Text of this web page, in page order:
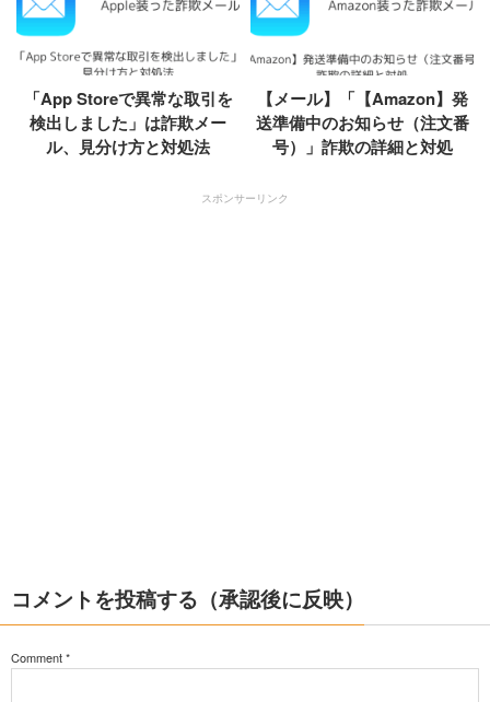
「App Storeで異常な取引を
検出しました」は詐欺メー
ル、見分け方と対処法
【メール】「【Amazon】発
送準備中のお知らせ（注文番
号）」詐欺の詳細と対処
スポンサーリンク
コメントを投稿する（承認後に反映）
Comment*